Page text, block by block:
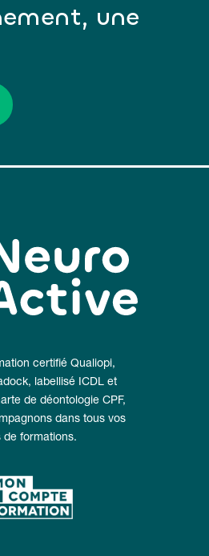
une
certifié Qualiopi,
labellisé ICDL et
de déontologie CPF,
dans tous vos
de formations.